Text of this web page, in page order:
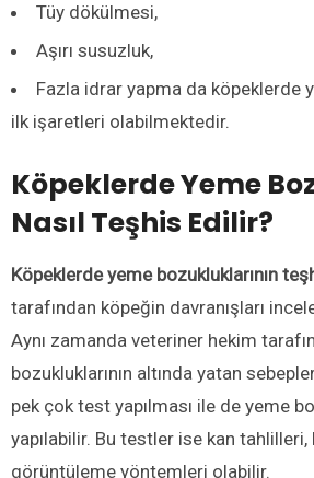
Tüy dökülmesi,
Aşırı susuzluk,
Fazla idrar yapma da köpeklerde
ilk işaretleri olabilmektedir.
Köpeklerde Yeme
Nasıl Teşhis Edilir?
Köpeklerde yeme bozukluklarının
tarafından köpeğin davranışları
Aynı zamanda veteriner hekim
bozukluklarının altında yatan
pek çok test yapılması ile de yeme
yapılabilir. Bu testler ise kan
görüntüleme yöntemleri olabilir.